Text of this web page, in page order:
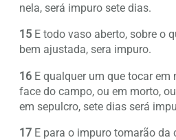
nela, será impuro sete dias.
15 E todo vaso aberto, sobre o
bem ajustada, sera impuro.
16 E qualquer um que tocar em
face do campo, ou em morto,
em sepulcro, sete dias será
17 E para o impuro tomarão da